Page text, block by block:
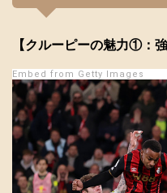
【クルーピーの魅力①：
Embed from Getty Images